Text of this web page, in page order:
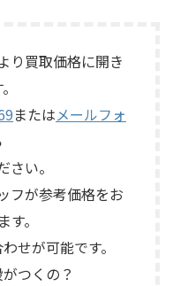
IN/OUT、NETWORK端子、ヘッ
ンプリモート、ファンタム
、外観コンディション、電
ードや取扱説明書など付
の有無を確認しながら査
たしました。 買取商品：
SB168-ES メーカー：
ES カ ...
り買取価格に開き
またはメールフォ
さい。
フが参考価格をお
。
せが可能です。
つくの？